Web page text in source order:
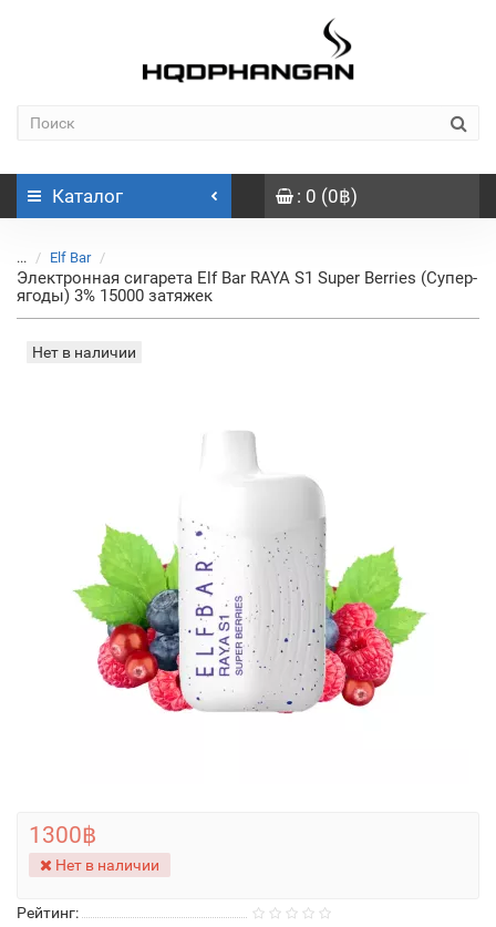
Каталог : 0 (0฿)
... Elf Bar
Электронная сигарета Elf Bar RAYA S1 Super Berries (Супер-
ягоды) 3% 15000 затяжек
Нет в наличии
Рейтинг:
1300฿
Нет в наличии